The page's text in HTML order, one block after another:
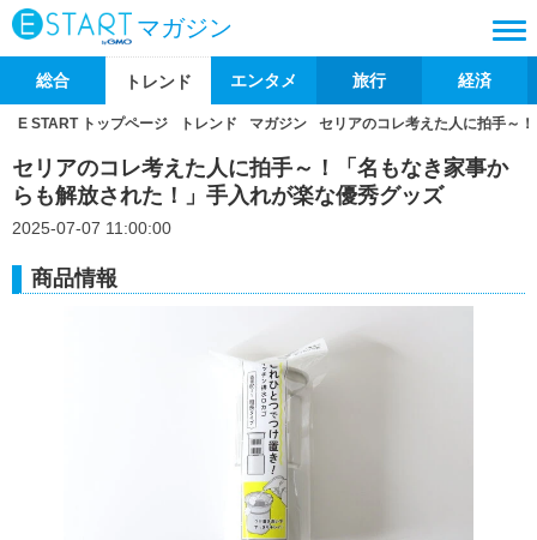
マガジン
総合 トレンド エンタメ 旅行 経済
E START トップページ トレンド マガジン セリアのコレ考えた人に拍手～
セリアのコレ考えた人に拍手～！「名もなき家事か
らも解放された！」手入れが楽な優秀グッズ
2025-07-07 11:00:00
商品情報